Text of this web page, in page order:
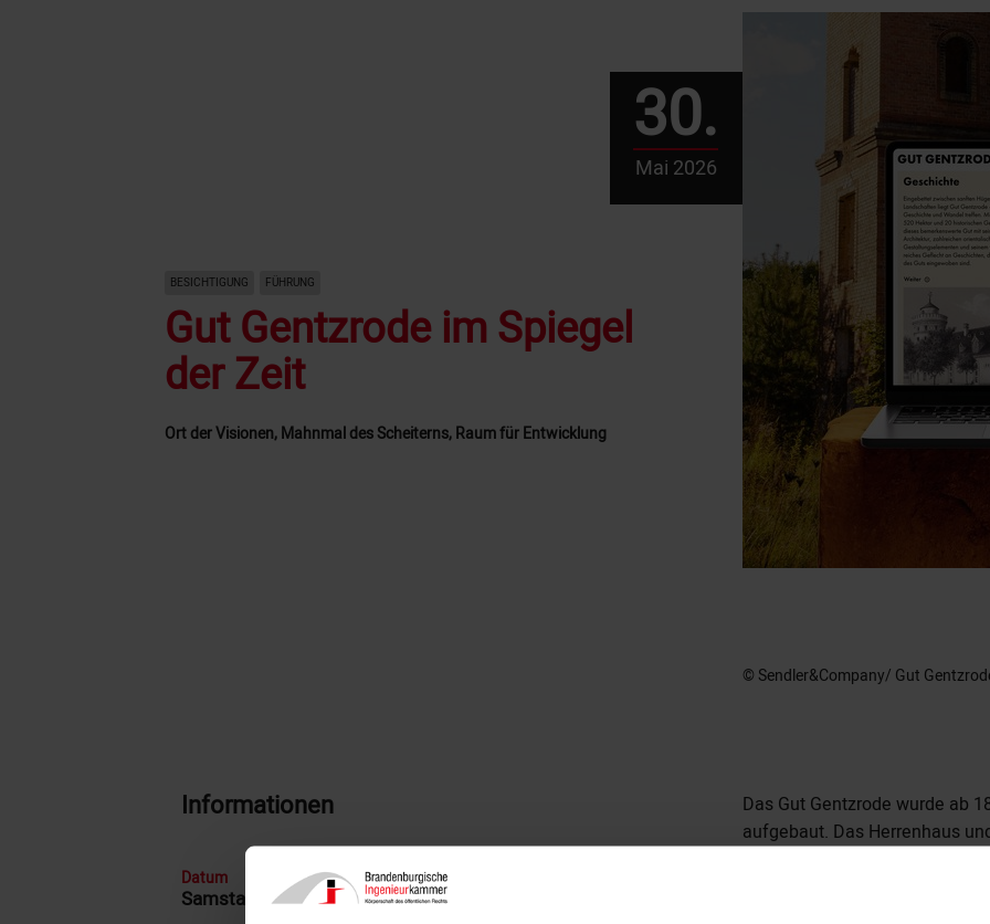
30.
Mai 2026
BESICHTIGUNG FÜHRUNG
Gut Gentzrode im Spiegel
der Zeit
Ort der Visionen, Mahnmal des Scheiterns, Raum für Entwicklung
© Sendler&Company/ Gut
Informationen
Datum
Samstag, 30. Mai 2026
Das Gut Gentzrode wurde ab
aufgebaut. Das Herrenhaus
im 19. Jahrhundert im
nach Entwürfen bekannter
Schmieden und Carl von